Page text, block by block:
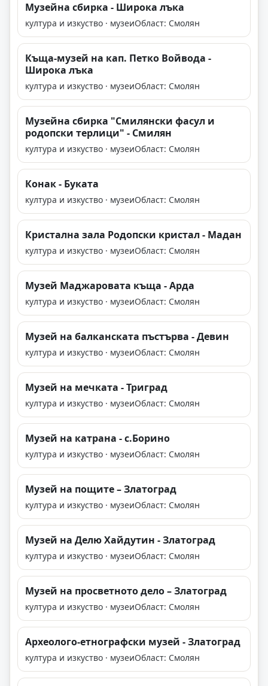
Музейна сбирка - Широка лъка
култура и изкуство · музеиОбласт: Смолян
Къща-музей на кап. Петко Войвода -
Широка лъка
култура и изкуство · музеиОбласт: Смолян
Музейна сбирка "Смилянски фасул и
родопски терлици" - Смилян
култура и изкуство · музеиОбласт: Смолян
Конак - Буката
култура и изкуство · музеиОбласт: Смолян
Кристална зала Родопски кристал - Мадан
култура и изкуство · музеиОбласт: Смолян
Музей Маджаровата къща - Арда
култура и изкуство · музеиОбласт: Смолян
Музей на балканската пъстърва - Девин
култура и изкуство · музеиОбласт: Смолян
Музей на мечката - Триград
култура и изкуство · музеиОбласт: Смолян
Музей на катрана - с.Борино
култура и изкуство · музеиОбласт: Смолян
Музей на пощите – Златоград
култура и изкуство · музеиОбласт: Смолян
Музей на Делю Хайдутин - Златоград
култура и изкуство · музеиОбласт: Смолян
Музей на просветното дело – Злaтоград
култура и изкуство · музеиОбласт: Смолян
Археолого-етнографски музей - Златоград
култура и изкуство · музеиОбласт: Смолян